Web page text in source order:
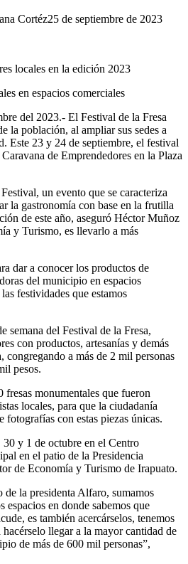
Cortéz25 de septiembre de 2023
locales en la edición 2023
en espacios comerciales
del 2023.- El Festival de la Fresa
la población, al ampliar sus sedes a
Este 23 y 24 de septiembre, el festival
de Emprendedores en la Plaza
un evento que se caracteriza
la gastronomía con base en la frutilla
de este año, aseguró Héctor Muñoz
y Turismo, es llevarlo a más
dar a conocer los productos de
del municipio en espacios
festividades que estamos
semana del Festival de la Fresa,
con productos, artesanías y demás
congregando a más de 2 mil personas
pesos.
fresas monumentales que fueron
locales, para que la ciudadanía
fotografías con estas piezas únicas.
y 1 de octubre en el Centro
en el patio de la Presidencia
de Economía y Turismo de Irapuato.
la presidenta Alfaro, sumamos
espacios en donde sabemos que
es también acercárselos, tenemos
llegar a la mayor cantidad de
de más de 600 mil personas”,